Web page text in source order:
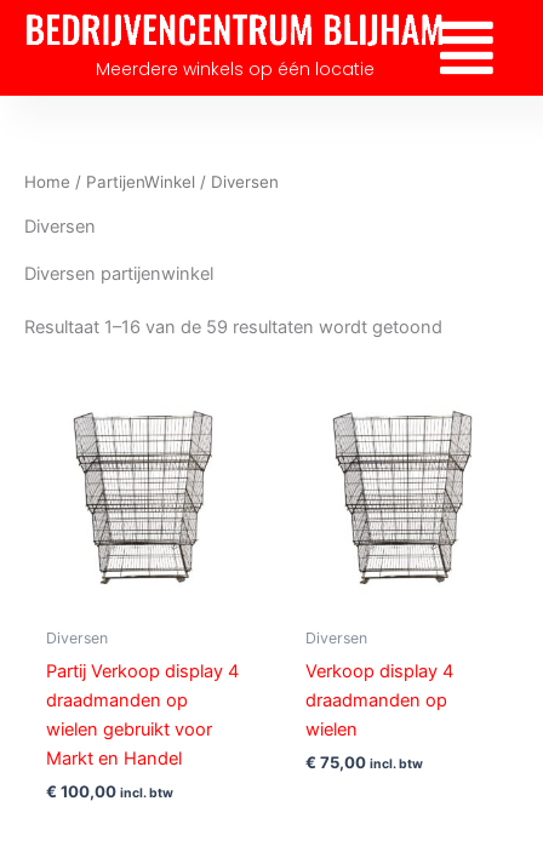
naar
inhoud
Meerdere winkels op één locatie
Flyout
Menu
Home / PartijenWinkel / Diversen
Diversen
Diversen partijenwinkel
Resultaat 1–16 van de 59 resultaten wordt getoond
op
nieuwste
Diversen
Partij Verkoop display 4
draadmanden op
wielen gebruikt voor
Markt en Handel
€ 100,00 incl. btw
Diversen
Verkoop display 4
draadmanden op
wielen
€ 75,00 incl. btw